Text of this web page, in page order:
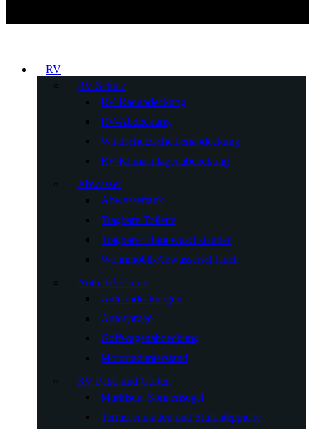
RV
RV-Schutz
RV Radabdeckung
RV-Abdeckung
Windschutzscheibenabdeckung
RV-Klimaanlagenabdeckung
Abwasser
Abwassertank
Tragbare Toilette
Tragbarer Handwaschständer
Wohnmobil-Abwasserschlauch
Autoabdeckung
Autoabdeckungen
Autogarage
Golfwagenabdeckung
Motorradunterstand
RV Patio und Garten
Markisen, Sonnensegel
Terrassenmatten und Stufenteppiche